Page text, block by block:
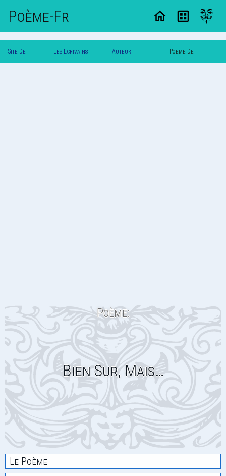
Poème-Fr
Site De Les Ecrivains Auteur Poeme De
Poème:
Bien Sur, Mais…
Le Poème